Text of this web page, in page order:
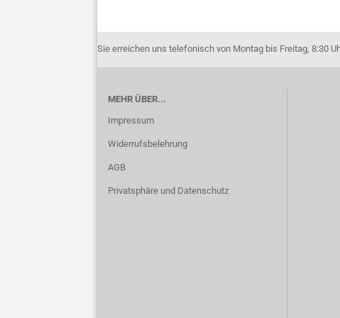
Sie erreichen uns telefonisch von Montag bis Freitag, 8:30
MEHR ÜBER...
Impressum
Widerrufsbelehrung
AGB
Privatsphäre und Datenschutz